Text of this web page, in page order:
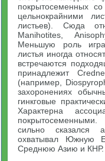
покрытосеменных
цельнокрайними
листьев). Сюда
Manihotites,
Меньшую роль
листья иногда
встречаются
принадлежит
(например,
захоронениях
гинкговые
Характерна
сильно сказался
охватывал Южную
Среднюю Азию и КНР.